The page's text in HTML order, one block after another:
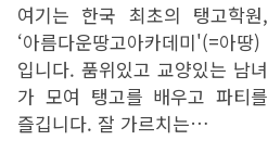
여기는 한국 최초의 탱고학원,
‘아름다운땅고아카데미'(=아땅)
입니다. 품위있고 교양있는 남녀
가 모여 탱고를 배우고 파티를
즐깁니다. 잘 가르치는…